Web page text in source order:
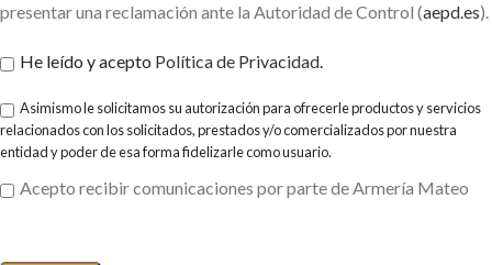
presentar una reclamación ante la Autoridad de Control (aepd.es).
He leído y acepto Política de Privacidad.
Asimismo le solicitamos su autorización para ofrecerle productos y servicios
relacionados con los solicitados, prestados y/o comercializados por nuestra
entidad y poder de esa forma fidelizarle como usuario.
Acepto recibir comunicaciones por parte de Armería Mateo